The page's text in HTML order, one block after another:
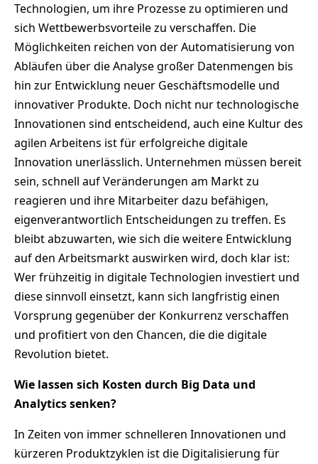
Technologien, um ihre Prozesse zu optimieren und
sich Wettbewerbsvorteile zu verschaffen. Die
Möglichkeiten reichen von der Automatisierung von
Abläufen über die Analyse großer Datenmengen bis
hin zur Entwicklung neuer Geschäftsmodelle und
innovativer Produkte. Doch nicht nur technologische
Innovationen sind entscheidend, auch eine Kultur des
agilen Arbeitens ist für erfolgreiche digitale
Innovation unerlässlich. Unternehmen müssen bereit
sein, schnell auf Veränderungen am Markt zu
reagieren und ihre Mitarbeiter dazu befähigen,
eigenverantwortlich Entscheidungen zu treffen. Es
bleibt abzuwarten, wie sich die weitere Entwicklung
auf den Arbeitsmarkt auswirken wird, doch klar ist:
Wer frühzeitig in digitale Technologien investiert und
diese sinnvoll einsetzt, kann sich langfristig einen
Vorsprung gegenüber der Konkurrenz verschaffen
und profitiert von den Chancen, die die digitale
Revolution bietet.
Wie lassen sich Kosten durch Big Data und
Analytics senken?
In Zeiten von immer schnelleren Innovationen und
kürzeren Produktzyklen ist die Digitalisierung für